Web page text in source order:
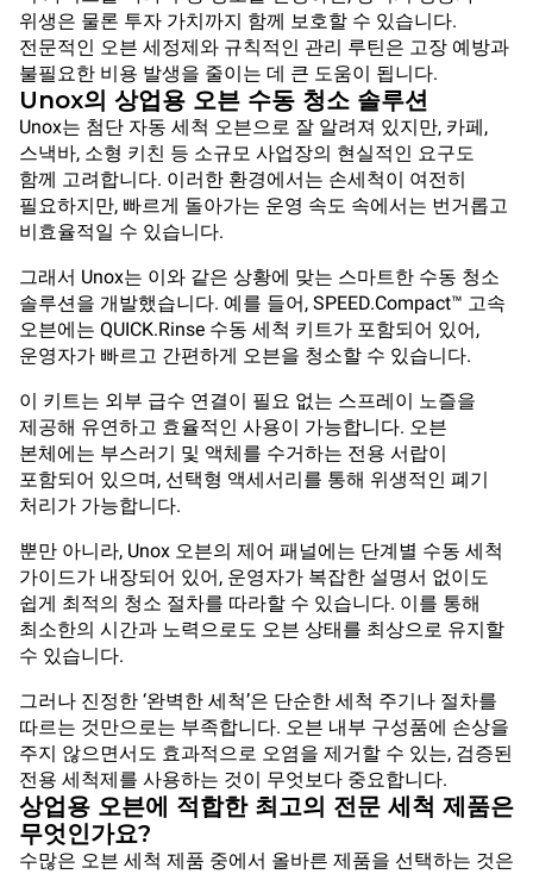
위생은 물론 투자 가치까지 함께 보호할 수 있습니다.
전문적인 오븐 세정제와 규칙적인 관리 루틴은 고장 예방과
불필요한 비용 발생을 줄이는 데 큰 도움이 됩니다.
Unox의 상업용 오븐 수동 청소 솔루션
Unox는 첨단 자동 세척 오븐으로 잘 알려져 있지만, 카페,
스낵바, 소형 키친 등 소규모 사업장의 현실적인 요구도
함께 고려합니다. 이러한 환경에서는 손세척이 여전히
필요하지만, 빠르게 돌아가는 운영 속도 속에서는 번거롭고
비효율적일 수 있습니다.
그래서 Unox는 이와 같은 상황에 맞는 스마트한 수동 청소
솔루션을 개발했습니다. 예를 들어, SPEED.Compact™ 고속
오븐에는 QUICK.Rinse 수동 세척 키트가 포함되어 있어,
운영자가 빠르고 간편하게 오븐을 청소할 수 있습니다.
이 키트는 외부 급수 연결이 필요 없는 스프레이 노즐을
제공해 유연하고 효율적인 사용이 가능합니다. 오븐
본체에는 부스러기 및 액체를 수거하는 전용 서랍이
포함되어 있으며, 선택형 액세서리를 통해 위생적인 폐기
처리가 가능합니다.
뿐만 아니라, Unox 오븐의 제어 패널에는 단계별 수동 세척
가이드가 내장되어 있어, 운영자가 복잡한 설명서 없이도
쉽게 최적의 청소 절차를 따라할 수 있습니다. 이를 통해
최소한의 시간과 노력으로도 오븐 상태를 최상으로 유지할
수 있습니다.
그러나 진정한 ‘완벽한 세척’은 단순한 세척 주기나 절차를
따르는 것만으로는 부족합니다. 오븐 내부 구성품에 손상을
주지 않으면서도 효과적으로 오염을 제거할 수 있는, 검증된
전용 세척제를 사용하는 것이 무엇보다 중요합니다.
상업용 오븐에 적합한 최고의 전문 세척 제품은
무엇인가요?
수많은 오븐 세척 제품 중에서 올바른 제품을 선택하는 것은